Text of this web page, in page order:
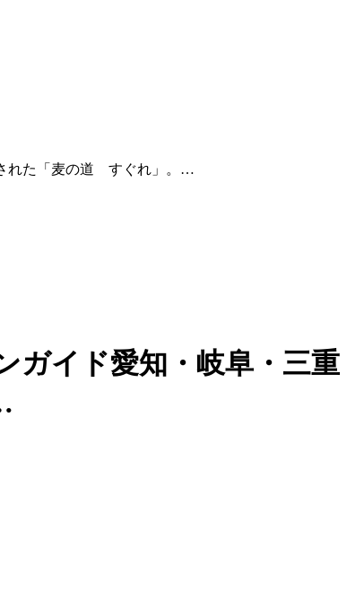
された「麦の道 すぐれ」。…
ガイド愛知・岐阜・三重